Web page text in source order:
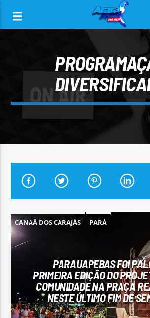
CURRENT TRACK
ARARA AZUL FM 96,9
Arara Azul FM
CANAÃ DOS CARAJÁS
PARÁ
PARAUAPEBAS
PARAUAPEBAS FOI
PRIMEIRA EDIÇÃO DO
COMUNIDADE NA PRAÇA
NESTE ÚLTIMO FIM DE